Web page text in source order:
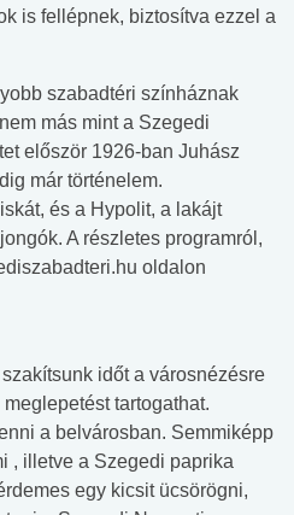
is fellépnek, biztosítva ezzel a
szabadtéri színháznak
más mint a Szegedi
először 1926-ban Juhász
már történelem.
és a Hypolit, a lakájt
A részletes programról,
oldalon
időt a városnézésre
tartogathat.
a belvárosban. Semmiképp
, illetve a Szegedi paprika
egy kicsit ücsörögni,